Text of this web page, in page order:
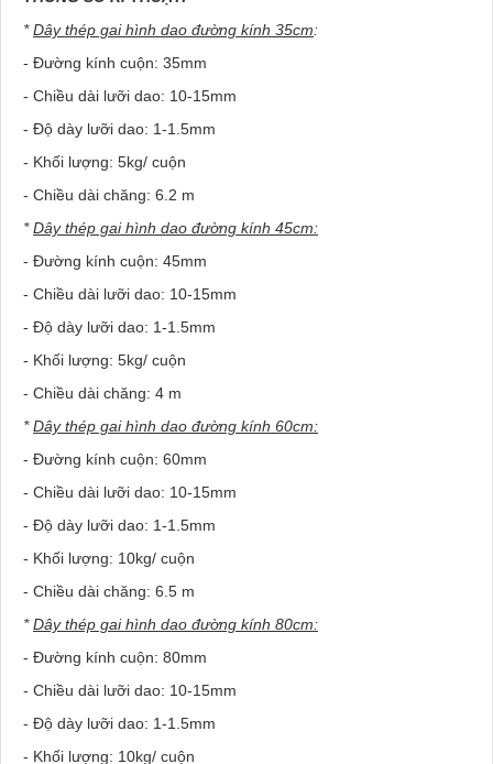
*Dây thép gai hình dao đường kính 35cm:
- Đường kính cuộn: 35mm
- Chiều dài lưỡi dao: 10-15mm
- Độ dày lưỡi dao: 1-1.5mm
- Khối lượng: 5kg/ cuộn
- Chiều dài chăng: 6.2 m
*Dây thép gai hình dao đường kính 45cm:
- Đường kính cuộn: 45mm
- Chiều dài lưỡi dao: 10-15mm
- Độ dày lưỡi dao: 1-1.5mm
- Khối lượng: 5kg/ cuộn
- Chiều dài chăng: 4 m
*Dây thép gai hình dao đường kính 60cm:
- Đường kính cuộn: 60mm
- Chiều dài lưỡi dao: 10-15mm
- Độ dày lưỡi dao: 1-1.5mm
- Khối lượng: 10kg/ cuộn
- Chiều dài chăng: 6.5 m
*Dây thép gai hình dao đường kính 80cm:
- Đường kính cuộn: 80mm
- Chiều dài lưỡi dao: 10-15mm
- Độ dày lưỡi dao: 1-1.5mm
- Khối lượng: 10kg/ cuộn